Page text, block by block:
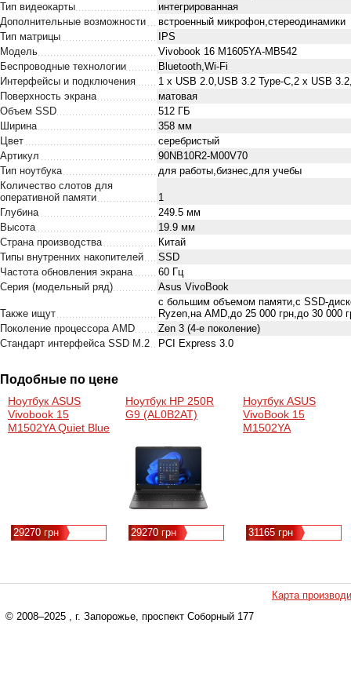
Тип видеокарты
интегрированная
Дополнительные возможности
встроенный микрофон,стереодинамики
Тип матрицы
IPS
Модель
Vivobook 16 M1605YA-MB542
Беспроводные технологии
Bluetooth,Wi-Fi
Интерфейсы и подключения
1 х USB 2.0,USB 3.2 Type-C,2 х USB
Поверхность экрана
матовая
Объем SSD
512 ГБ
Ширина
358 мм
Цвет
серебристый
Артикул
90NB10R2-M00V70
Тип ноутбука
для работы,бизнес,для учебы
Количество слотов для
оперативной памяти
1
Глубина
249.5 мм
Высота
19.9 мм
Страна производства
Китай
Типы внутренних накопителей
SSD
Частота обновления экрана
60 Гц
Серия (модельный ряд)
Asus VivoBook
Также ищут
с большим объемом памяти,с SSD-
Ryzen,на AMD,до 25 000 грн,до 30 000
Поколение процессора AMD
Zen 3 (4-е поколение)
Стандарт интерфейса SSD M.2
PCI Express 3.0
Подобные по цене
Ноутбук ASUS
Vivobook 15
M1502YA Quiet Blue
29270 грн
Ноутбук HP 250R
G9 (AL0B2AT)
29270 грн
Ноутбук ASUS
VivoBook 15
M1502YA
31165 грн
Карта
© 2008–2025 , г. Запорожье, проспект Соборный 177